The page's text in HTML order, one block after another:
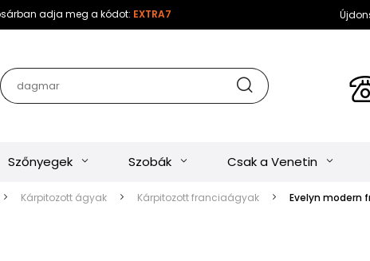
adja meg a kódot: EXTRA7
Szőnyegek Szobák Csak a Venetin
Kárpitozott ágyak Kárpitozott franciaágyak Evelyn modern